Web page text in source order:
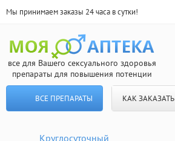
Мы принимаем заказы 24 часа в сутки!
все для Вашего сексуального здоровья
препараты для повышения потенции
ВСЕ ПРЕПАРАТЫ КАК ЗАКАЗАТЬ
Круглосуточный